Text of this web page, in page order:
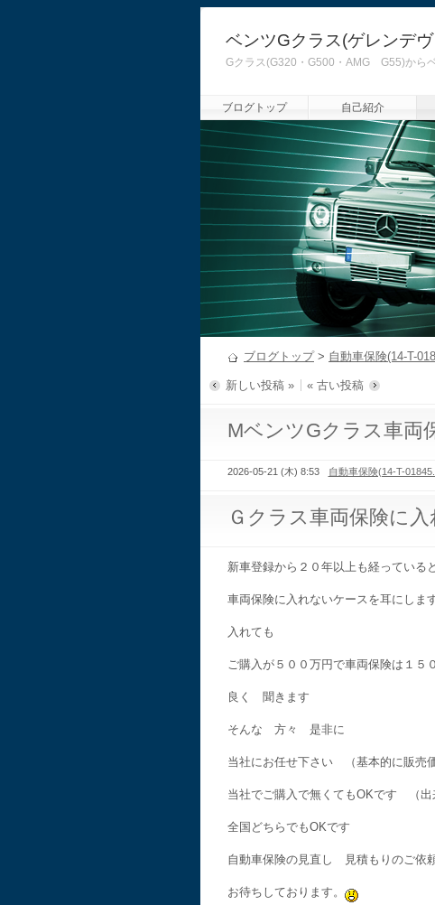
ベンツGクラス(ゲレンデ
Gクラス(G320・G500・AMG G55)から
ブログトップ 自己紹介
ブログトップ> 自動車保険(14-T-
新しい投稿 » « 古い投稿
MベンツGクラス車両
2026-05-21 (木) 8:53 自動車保険(14-T-
Ｇクラス車両保険に入
新車登録から２０年以上も経っていると
車両保険に入れないケースを耳にしま
入れても
ご購入が５００万円で車両保険は１５
良く 聞きます
そんな 方々 是非に
当社にお任せ下さい （基本的に販売
当社でご購入で無くてもOKです （出
全国どちらでもOKです
自動車保険の見直し 見積もりのご依
お待ちしております。